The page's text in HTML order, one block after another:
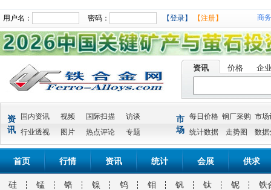
用户名： 密码： 【登录】 【注册】 商
资讯 价格 企
资
讯
国内资讯 视频 国际扫描
访谈
行业透视
图片 热点评论 专题
市
场
每日价格 钢厂采购 市场
统计数据
走势图 数据
首页 行情 资讯 统计 会展 供求
硅 锰 铬 镍 钨 钼 钒 钛 铌 铁